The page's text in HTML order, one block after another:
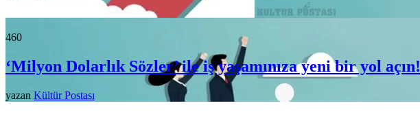
460
‘Milyon Dolarlık Sözler’ ile iş yaşamınıza yeni bir yol açın!
yazan Kültür Postası